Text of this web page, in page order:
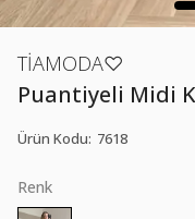
TİAMODA♡
Puantiyeli Midi
Ürün Kodu: 7618
Renk